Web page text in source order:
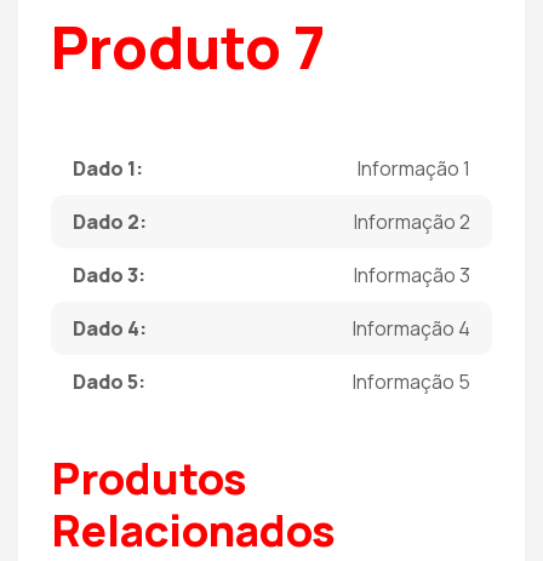
Produto 7
Dado 1:
Informação 1
Dado 2:
Informação 2
Dado 3:
Informação 3
Dado 4:
Informação 4
Dado 5:
Informação 5
Produtos
Relacionados